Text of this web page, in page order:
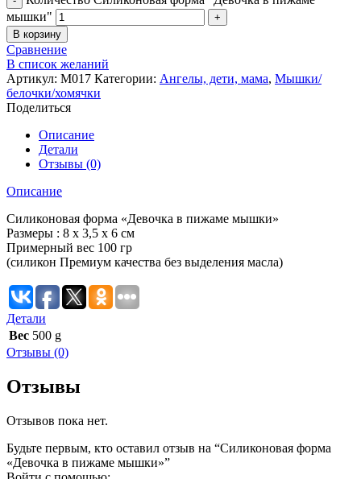
мышки"
В корзину
Сравнение
В список желаний
Артикул: М017 Категории: Ангелы, дети, мама, Мышки/
белочки/хомячки
Поделиться
Описание
Детали
Отзывы (0)
Описание
Силиконовая форма «Девочка в пижаме мышки»
Размеры : 8 х 3,5 х 6 см
Примерный вес 100 гр
(силикон Премиум качества без выделения масла)
Детали
Вес 500 g
Отзывы (0)
Отзывы
Отзывов пока нет.
Будьте первым, кто оставил отзыв на “Силиконовая форма
«Девочка в пижаме мышки»”